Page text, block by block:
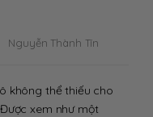
Nguyễn Thành Tín
không thể thiếu cho
xem như một